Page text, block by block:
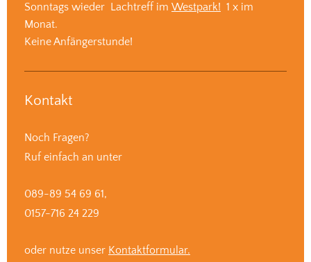
Sonntags wieder Lachtreff im Westpark! 1 x im
Monat.
Keine Anfängerstunde!
Kontakt
Noch Fragen?
Ruf einfach an unter
089-89 54 69 61,
0157-716 24 229
oder nutze unser Kontaktformular.